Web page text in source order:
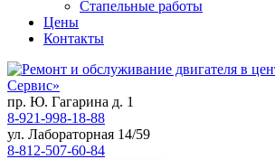
Стапельные работы
Цены
Контакты
пр. Ю. Гагарина д. 1
8-921-998-18-88
ул. Лабораторная 14/59
8-812-507-60-84